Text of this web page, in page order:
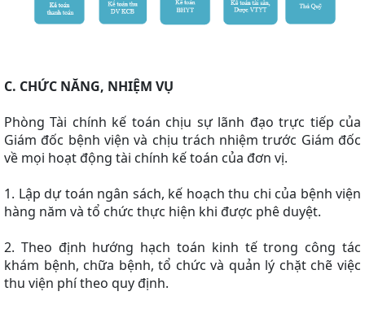
C. CHỨC NĂNG, NHIỆM VỤ
Phòng Tài chính kế toán chịu sự lãnh đạo trực tiếp của
Giám đốc bệnh viện và chịu trách nhiệm trước Giám đốc
về mọi hoạt động tài chính kế toán của đơn vị.
1. Lập dự toán ngân sách, kế hoạch thu chi của bệnh viện
hàng năm và tổ chức thực hiện khi được phê duyệt.
2. Theo định hướng hạch toán kinh tế trong công tác
khám bệnh, chữa bệnh, tổ chức và quản lý chặt chẽ việc
thu viện phí theo quy định.